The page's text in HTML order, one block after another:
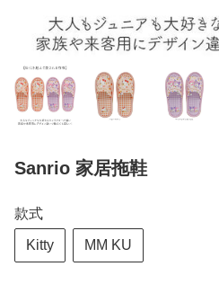
Sanrio 家居拖鞋
款式
Kitty MM KU